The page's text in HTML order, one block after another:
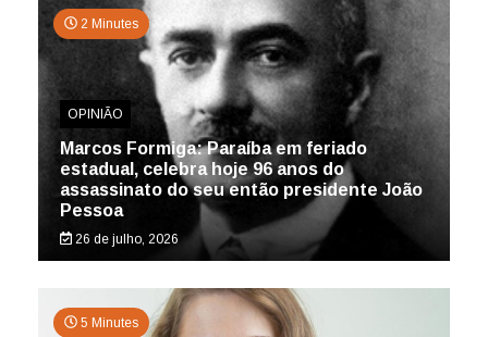
2 Minutes
OPINIÃO
Marcos Formiga: Paraíba em feriado
estadual, celebra hoje 96 anos do
assassinato do seu então presidente João
Pessoa
26 de julho, 2026
5 Minutes